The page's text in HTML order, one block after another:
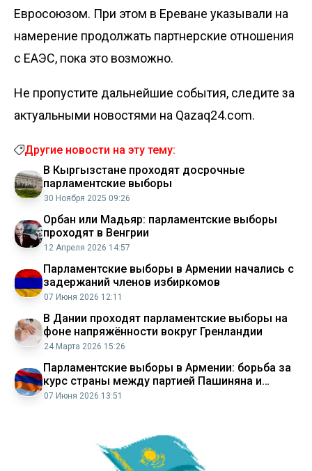
Евросоюзом. При этом в Ереване указывали на
намерение продолжать партнерские отношения
с ЕАЭС, пока это возможно.
Не пропустите дальнейшие события, следите за
актуальными новостями на Qazaq24.com.
Другие новости на эту тему:
В Кыргызстане проходят досрочные
парламентские выборы
30 Ноября 2025 09:26
Орбан или Мадьяр: парламентские выборы
проходят в Венгрии
12 Апреля 2026 14:57
Парламентские выборы в Армении начались с
задержаний членов избиркомов
07 Июня 2026 12:11
В Дании проходят парламентские выборы на
фоне напряжённости вокруг Гренландии
24 Марта 2026 15:26
Парламентские выборы в Армении: борьба за
курс страны между партией Пашиняна и
оппозицией
07 Июня 2026 13:51